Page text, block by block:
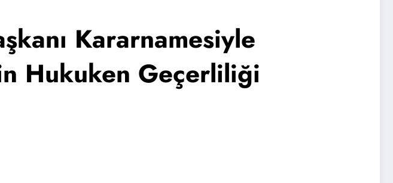
Kararnamesiyle
Hukuken Geçerliliği